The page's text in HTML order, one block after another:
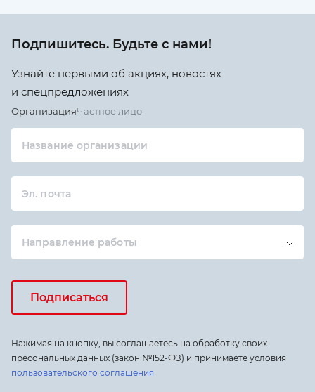
Подпишитесь. Будьте с нами!
Узнайте первыми об акциях, новостях
и спецпредложениях
ОрганизацияЧастное лицо
Название организации
Эл. почта
Направление работы
Подписаться
Нажимая на кнопку, вы соглашаетесь на обработку своих
пресональных данных (закон №152-ФЗ) и принимаете условия
пользовательского соглашения